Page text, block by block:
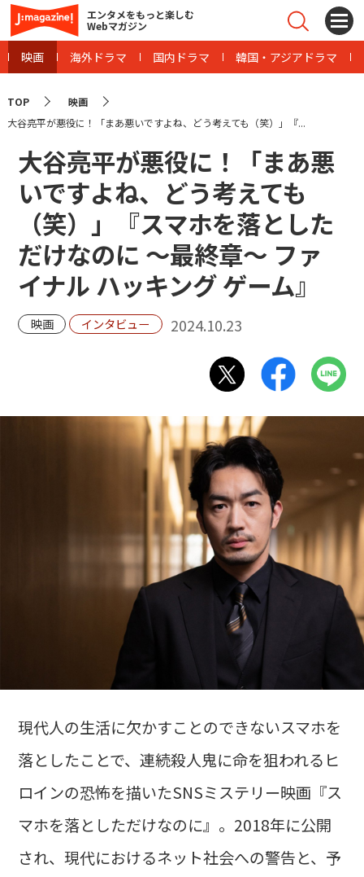
エンタメをもっと楽しむ
Webマガジン
映画 海外ドラマ 国内ドラマ 韓国・アジアドラマ
TOP
映画
大谷亮平が悪役に！「まあ悪いですよね、どう考えても（笑）」『...
大谷亮平が悪役に！「まあ悪
いですよね、どう考えても
（笑）」『スマホを落とした
だけなのに ～最終章～ ファ
イナル ハッキング ゲーム』
映画 インタビュー 2024.10.23
現代人の生活に欠かすことのできないスマホを
落としたことで、連続殺人鬼に命を狙われるヒ
ロインの恐怖を描いたSNSミステリー映画『ス
マホを落としただけなのに』。2018年に公開
され、現代におけるネット社会への警告と、予